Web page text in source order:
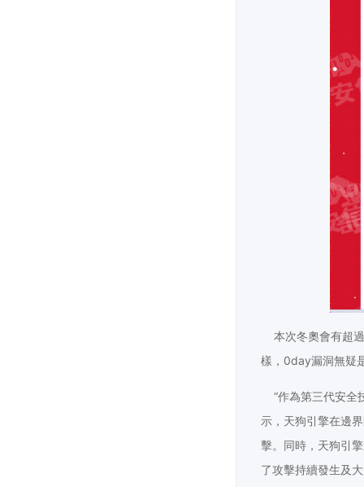
本次冬奧會有超
樣，0day漏洞無疑
“作為第三代安全
示，天狗引擎在邊
擊。同時，天狗引
了攻擊持續發生及